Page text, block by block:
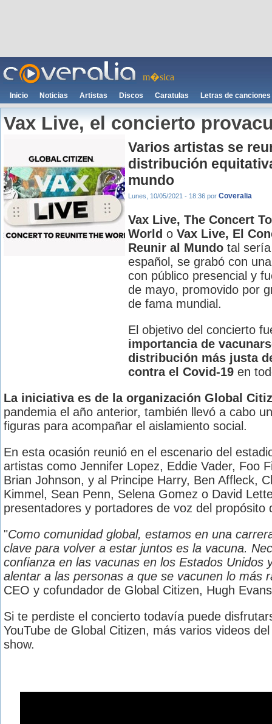
m�sica
Inicio Noticias Artistas Discos Caratulas Letras de canciones
Vax Live, el concierto
Varios artistas se
distribución
mundo
Lunes, 10/05/2021 - 18:36 por Coveralia
Vax Live, The Concert
World o Vax Live, El
Reunir al Mundo tal
español, se grabó con
con público presencial y
de mayo, promovido por
de fama mundial.
El objetivo del concierto
importancia de
distribución más justa
contra el Covid-19 en
La iniciativa es de la organización Global
pandemia el año anterior, también llevó a cabo
figuras para acompañar el aislamiento social.
En esta ocasión reunió en el escenario del
artistas como Jennifer Lopez, Eddie Vader, Foo
Brian Johnson, y al Principe Harry, Ben Affleck,
Kimmel, Sean Penn, Selena Gomez o David
presentadores y portadores de voz del propósito
"Como comunidad global, estamos en una
clave para volver a estar juntos es la vacuna.
confianza en las vacunas en los Estados Unidos
alentar a las personas a que se vacunen lo más
CEO y cofundador de Global Citizen, Hugh
Si te perdiste el concierto todavía puede
YouTube de Global Citizen, más varios videos
show.